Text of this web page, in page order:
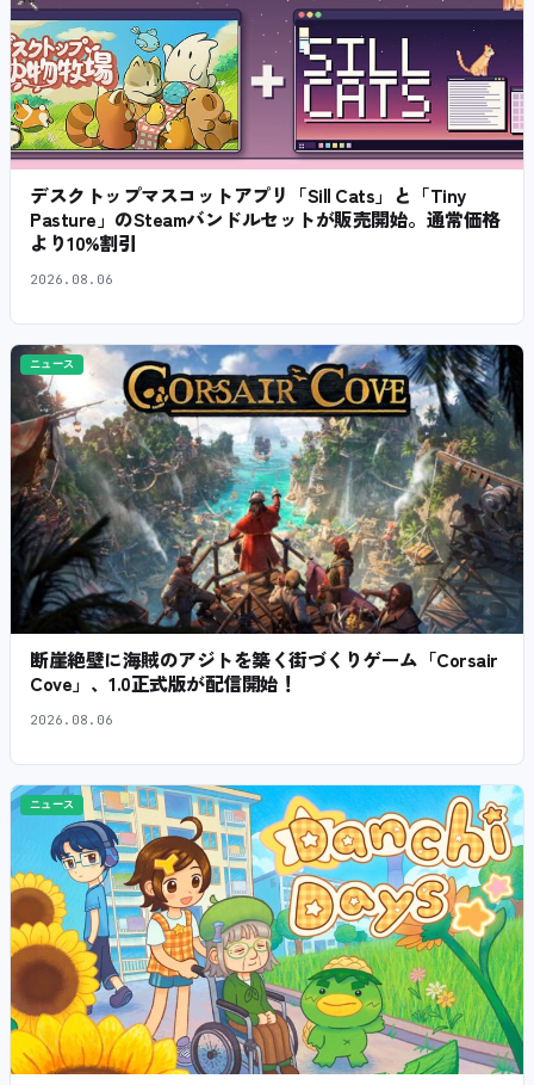
デスクトップマスコットアプリ「Sill Cats」と「Tiny
Pasture」のSteamバンドルセットが販売開始。通常価格
より10%割引
2026.08.06
ニュース
断崖絶壁に海賊のアジトを築く街づくりゲーム「Corsair
Cove」、1.0正式版が配信開始！
2026.08.06
ニュース